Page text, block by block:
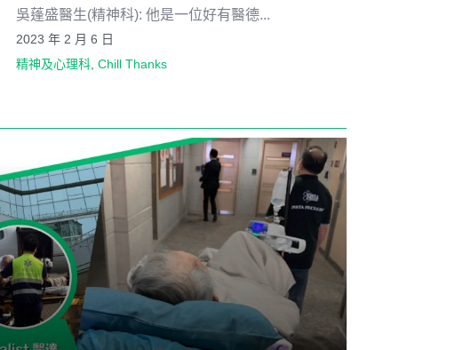
吳蓬盛醫生(精神科): 他是一位好有醫德...
2023 年 2 月 6 日
精神及心理科, Chill Thanks